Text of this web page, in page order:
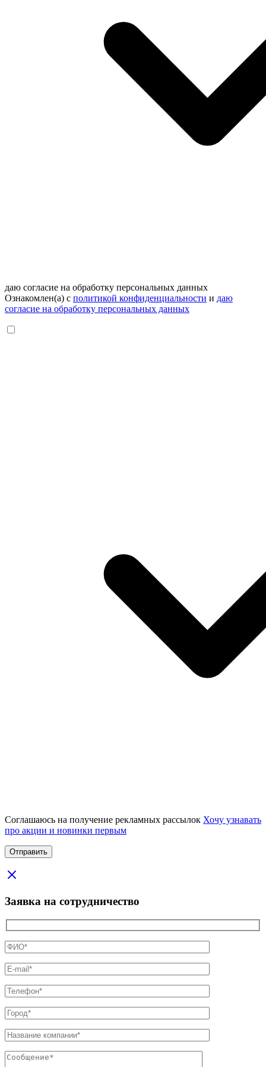
даю согласие на обработку персональных данных
Ознакомлен(а) с политикой конфиденциальности и даю
согласие на обработку персональных данных
Соглашаюсь на получение рекламных рассылок Хочу узнавать
про акции и новинки первым
Заявка на сотрудничество